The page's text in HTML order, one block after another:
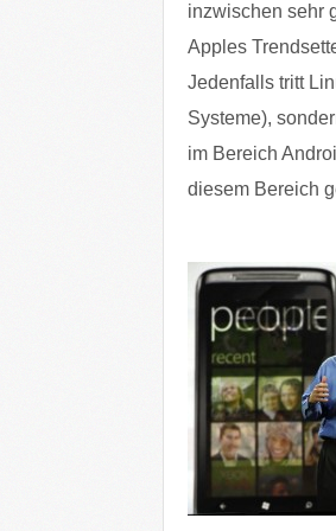
inzwischen sehr
Apples
Jedenfalls tritt
Systeme),
im Bereich
diesem Bereich